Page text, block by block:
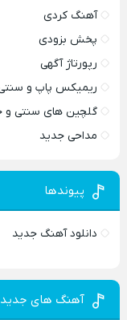
آهنگ کردی
پخش بزودی
رپورتاژ آگهی
ریمیکس پاپ و
گلچین های سنتی و
مداحی جدید
پیوندها
دانلود آهنگ جدید
آهنگ های جدید